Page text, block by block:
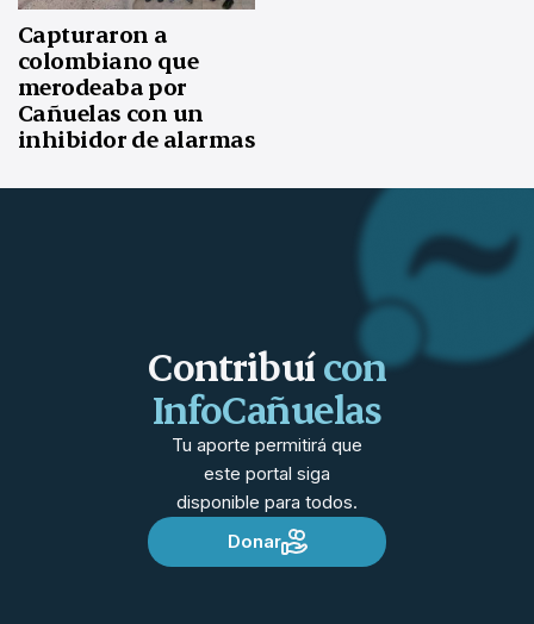
Capturaron a
colombiano que
merodeaba por
Cañuelas con un
inhibidor de alarmas
Contribuícon
InfoCañuelas
Tu aporte permitirá que
este portal siga
disponible para todos.
Donar